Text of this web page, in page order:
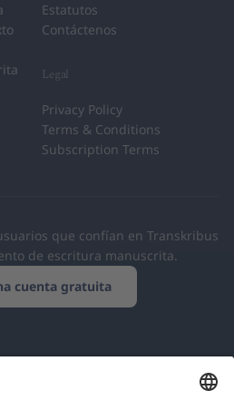
Estatutos
Contáctenos
Legal
Privacy Policy
Terms & Conditions
Subscription Terms
que confían en Transkribus
de escritura manuscrita.
cuenta gratuita